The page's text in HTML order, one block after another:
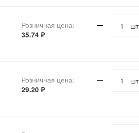
Розничная цена:
35.74 ₽
шт
Розничная цена:
29.20 ₽
шт